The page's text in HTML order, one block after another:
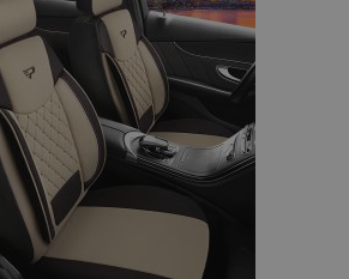
verlanglijst